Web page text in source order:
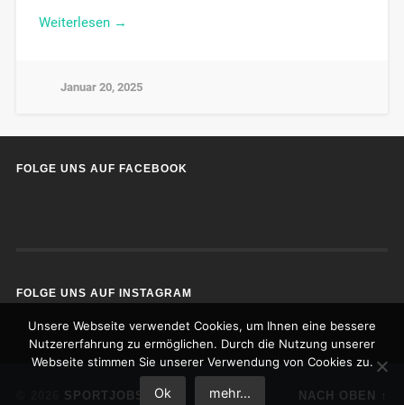
Weiterlesen →
Januar 20, 2025
FOLGE UNS AUF FACEBOOK
FOLGE UNS AUF INSTAGRAM
SPORTJOBS NACH OBEN ↑
Unsere Webseite verwendet Cookies, um Ihnen eine bessere
Nutzererfahrung zu ermöglichen. Durch die Nutzung unserer
Webseite stimmen Sie unserer Verwendung von Cookies zu.
Ok mehr...